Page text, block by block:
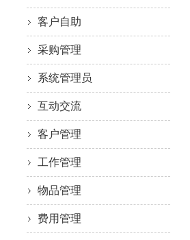
客户自助
采购管理
系统管理员
互动交流
客户管理
工作管理
物品管理
费用管理